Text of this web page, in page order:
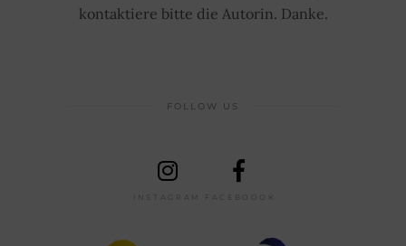
kontaktiere bitte die Autorin. Danke.
FOLLOW US
INSTAGRAM FACEBOOOK